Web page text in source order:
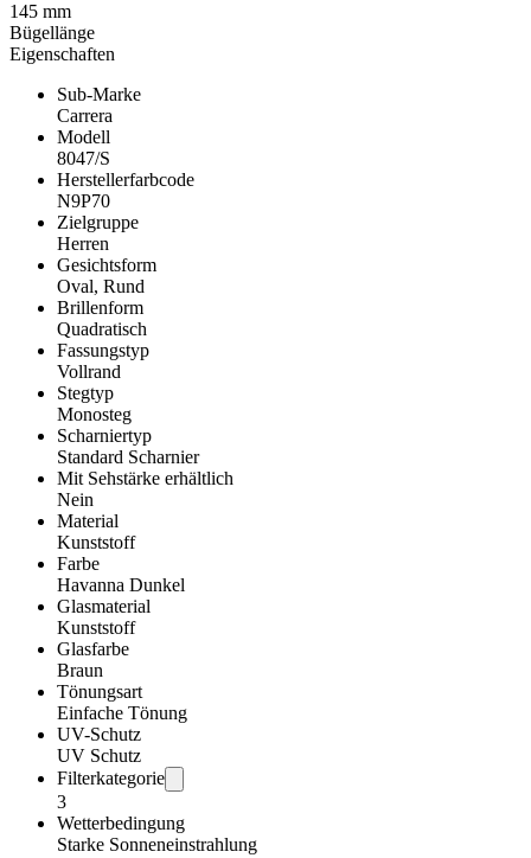
Eigenschaften
Sub-Marke
Carrera
Modell
8047/S
Herstellerfarbcode
N9P70
Zielgruppe
Herren
Gesichtsform
Oval, Rund
Brillenform
Quadratisch
Fassungstyp
Vollrand
Stegtyp
Monosteg
Scharniertyp
Standard Scharnier
Mit Sehstärke erhältlich
Nein
Material
Kunststoff
Farbe
Havanna Dunkel
Glasmaterial
Kunststoff
Glasfarbe
Braun
Tönungsart
Einfache Tönung
UV-Schutz
UV Schutz
Filterkategorie
3
Wetterbedingung
Starke Sonneneinstrahlung
145 mm
Bügellänge